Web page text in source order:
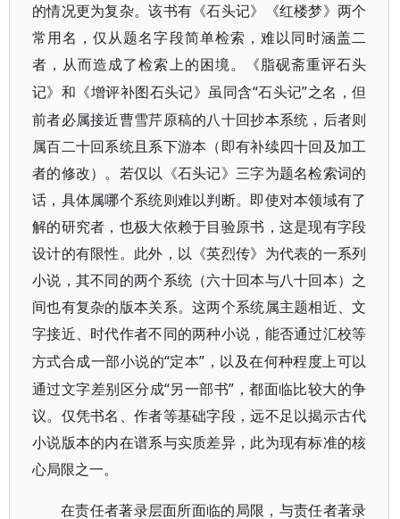
的情况更为复杂。该书有《石头记》《红楼梦》 两个
常用名，仅从题名字段简单检索，难以同时涵盖二
者，从而造成了检索上的困境。《脂砚斋重评石头
记》 和《增评补图石头记》虽同含“石头记”之名，但
前者必属接近曹雪芹原稿的八十回抄本系统，后者则
属百二十回系统且系下游本（即有补续四十回及加工
者的修改）。若仅以《石头记》三字为题名检索词的
话，具体属哪个系统则难以判断。即使对本领域有了
解的研究者，也极大依赖于目验原书，这是现有字段
设计的有限性。此外，以《英烈传》为代表的一系列
小说，其不同的两个系统（六十回本与八十回本）之
间也有复杂的版本关系。这两个系统属主题相近、文
字接近、时代作者不同的两种小说， 能否通过汇校等
方式合成一部小说的“定本”，以及在何种程度上可以
通过文字差别区分成“另一部书”，都面临比较大的争
议。仅凭书名、作者等基础字段，远不足以揭示古代
小说版本的内在谱系与实质差异，此为现有标准的核
心局限之一。
在责任者著录层面所面临的局限，与责任者著录